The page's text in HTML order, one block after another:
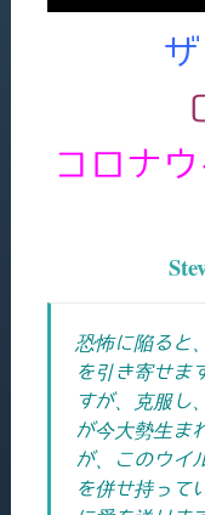
コロナ
恐怖に陥ると
を引き寄せま
すが、克服し
が今大勢生ま
が、このウイ
を併せ持って